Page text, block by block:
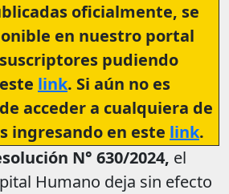
oficialmente, se
en nuestro portal
pudiendo
link. Si aún no es
acceder a cualquiera de
ingresando en este link.
N° 630/2024, el
Humano deja sin efecto